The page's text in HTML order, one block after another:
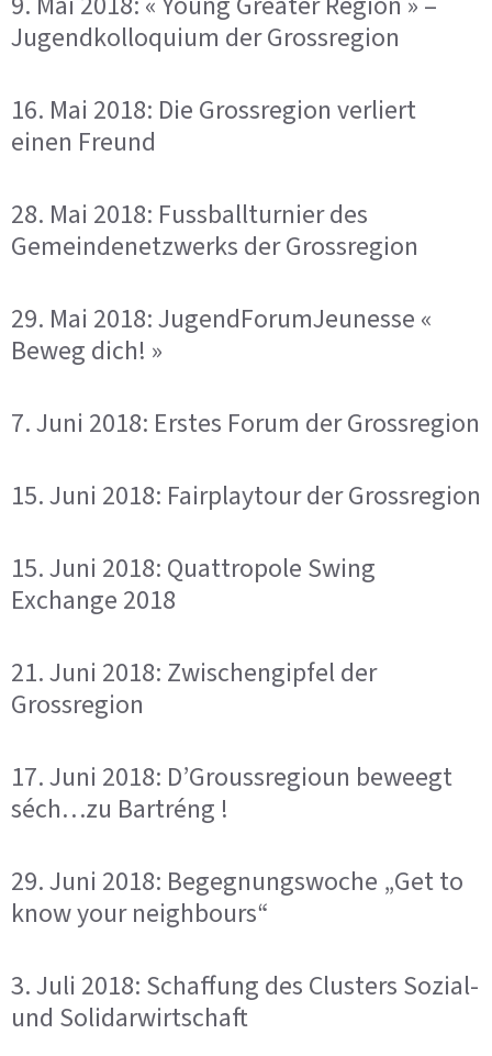
Jugendkolloquium der Grossregion
16. Mai 2018: Die Grossregion verliert
einen Freund
28. Mai 2018: Fussballturnier des
Gemeindenetzwerks der Grossregion
29. Mai 2018: JugendForumJeunesse «
Beweg dich! »
7. Juni 2018: Erstes Forum der Grossregion
15. Juni 2018: Fairplaytour der Grossregion
15. Juni 2018: Quattropole Swing
Exchange 2018
21. Juni 2018: Zwischengipfel der
Grossregion
17. Juni 2018: D’Groussregioun beweegt
séch…zu Bartréng !
29. Juni 2018: Begegnungswoche „Get to
know your neighbours“
3. Juli 2018: Schaffung des Clusters Sozial-
und Solidarwirtschaft